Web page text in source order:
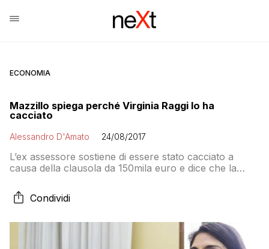
ECONOMIA
Mazzillo spiega perché Virginia Raggi lo ha
cacciato
Alessandro D'Amato 24/08/2017
L’ex assessore sostiene di essere stato cacciato a
causa della clausola da 150mila euro e dice che la
su ATAC la causa scatenante del conflitto: «Adesso
Roma rischia il commissariamento»
Condividi